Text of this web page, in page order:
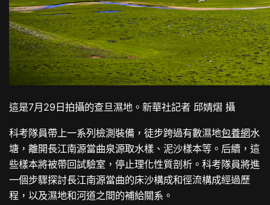
這是7月29日拍攝的查旦濕地。新華社記者 邱婧熠 攝
科考隊員帶上一系列檢測裝備，徒步跨過有數濕地包養網水
塘，離開長江南源當曲泉源取水樣、泥沙樣本等。后續，這
些樣本將被帶回試驗室，停止理化性質剖析。科考隊員將進
一個步驟探討長江南源當曲的床沙構成和徑流構成經過歷
程，以及濕地和河道之間的補給關系。